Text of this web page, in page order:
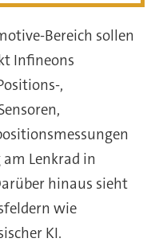
Bereich sollen
Infineons
,
Lenkrad in
hinaus sieht
wie
KI.